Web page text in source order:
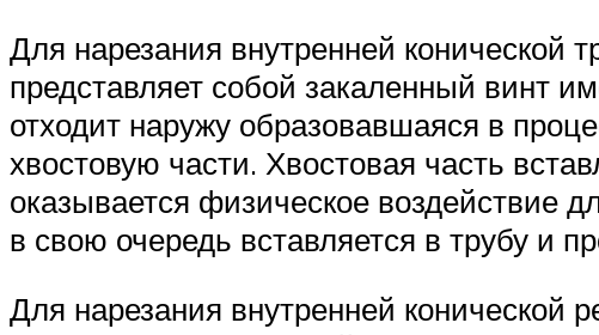
Для нарезания внутренней конической
представляет собой закаленный винт
отходит наружу образовавшаяся в
хвостовую части. Хвостовая часть
оказывается физическое воздействие
в свою очередь вставляется в трубу и
Для нарезания внутренней конической